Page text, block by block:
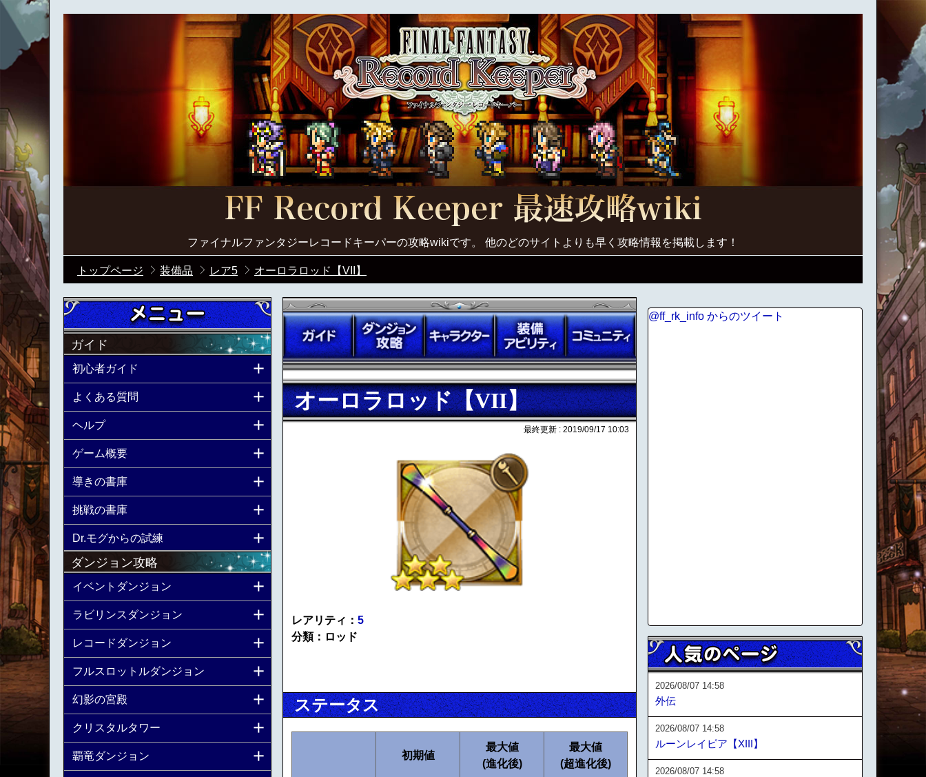
ファイナルファンタジーレコードキーパーの攻略wikiです。 他のどのサイトよりも早く攻略情報を掲載します！
トップページ 装備品 レア5 オーロラロッド【VII】
オーロラロッド【VII】
最終更新 : 2019/09/17 10:03
レアリティ： 5
分類：ロッド
ステータス
初期値
最大値
(進化後)
最大値
(超進化後)
ガイド
初心者ガイド
よくある質問
ヘルプ
ゲーム概要
導きの書庫
挑戦の書庫
Dr.モグからの試練
ダンジョン攻略
イベントダンジョン
ラビリンスダンジョン
レコードダンジョン
フルスロットルダンジョン
幻影の宮殿
クリスタルタワー
覇竜ダンジョン
@ff_rk_info からのツイート
2026/08/07 14:58
外伝
2026/08/07 14:58
ルーンレイピア【XIII】
2026/08/07 14:58